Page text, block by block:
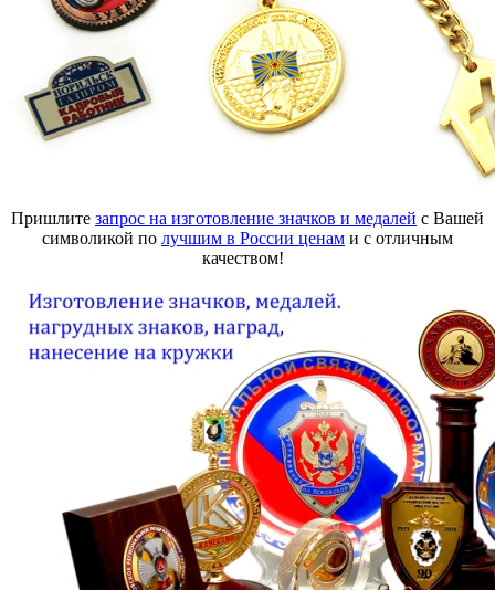
Пришлите запрос на изготовление значков и медалей с Вашей
символикой по лучшим в России ценам и с отличным
качеством!